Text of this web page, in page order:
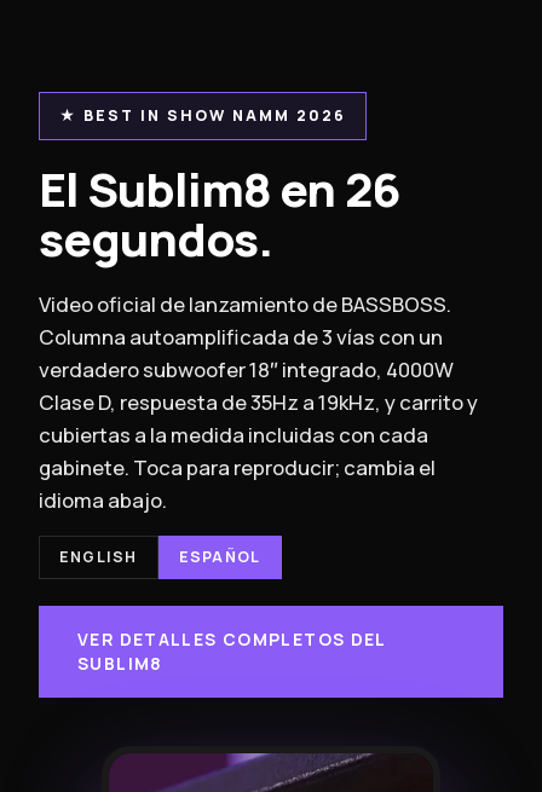
★ BEST IN SHOW NAMM 2026
El Sublim8 en 26
segundos.
Video oficial de lanzamiento de BASSBOSS.
Columna autoamplificada de 3 vías con un
verdadero subwoofer 18″ integrado, 4000W
Clase D, respuesta de 35Hz a 19kHz, y carrito y
cubiertas a la medida incluidas con cada
gabinete. Toca para reproducir; cambia el
idioma abajo.
ENGLISH ESPAÑOL
VER DETALLES COMPLETOS DEL
SUBLIM8